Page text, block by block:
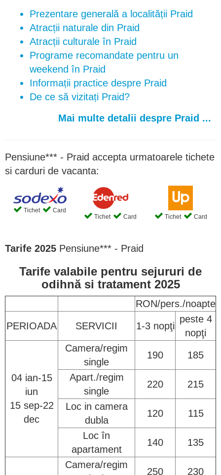
Prezentare generală a localității Praid
Atracții naturale din Praid
Atracții culturale în Praid
Programe recomandate pentru un
weekend în Praid
Informații practice despre Praid
De ce să vizitați Praid?
Mai multe detalii despre Praid ...
Pensiune*** - Praid accepta urmatoarele tichete
si carduri de vacanta:
Tichet
Card
Tichet
Card Tichet Card
Tarife 2025 Pensiune*** - Praid
Tarife valabile pentru sejururi de
odihnă si tratament 2025
RON/pers./noapte
PERIOADA SERVICII 1-3 nopţi
peste 4
nopţi
04 ian-15
iun
15 sep-22
dec
Camera/regim
single
190 185
Apart./regim
single
220 215
Loc in camera
dubla
120 115
Loc în
apartament
140 135
Camera/regim
250 230